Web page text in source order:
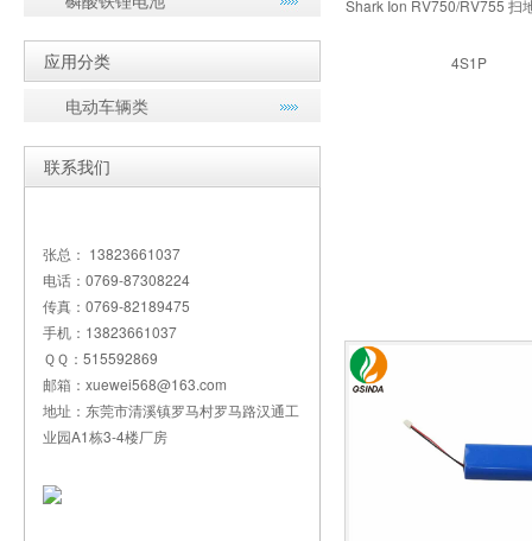
应用分类
电动车辆类
联系我们
张总： 13823661037
电话：0769-87308224
传真：0769-82189475
手机：13823661037
ＱＱ：515592869
邮箱：xuewei568@163.com
地址：东莞市清溪镇罗马村罗马路汉通工
业园A1栋3-4楼厂房
Shark Ion RV750/RV755 扫
4S1P